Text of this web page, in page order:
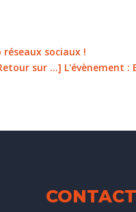
sociaux !
sur ...] L'évènement :
CONTACT